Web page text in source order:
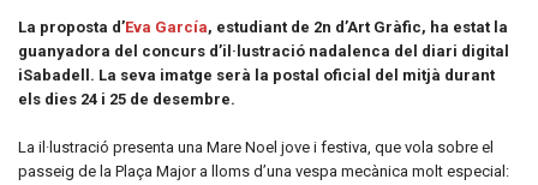
La proposta d’Eva García, estudiant de 2n d’Art Gràfic, ha estat la
guanyadora del concurs d’il·lustració nadalenca del diari digital
iSabadell. La seva imatge serà la postal oficial del mitjà durant
els dies 24 i 25 de desembre.
La il·lustració presenta una Mare Noel jove i festiva, que vola sobre el
passeig de la Plaça Major a lloms d’una vespa mecànica molt especial: